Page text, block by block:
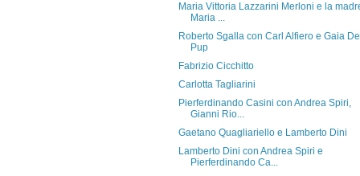
Maria Vittoria Lazzarini Merloni e la
Maria ...
Roberto Sgalla con Carl Alfiero e Gaia Del
Pup
Fabrizio Cicchitto
Carlotta Tagliarini
Pierferdinando Casini con Andrea Spiri,
Gianni Rio...
Gaetano Quagliariello e Lamberto Dini
Lamberto Dini con Andrea Spiri e
Pierferdinando Ca...